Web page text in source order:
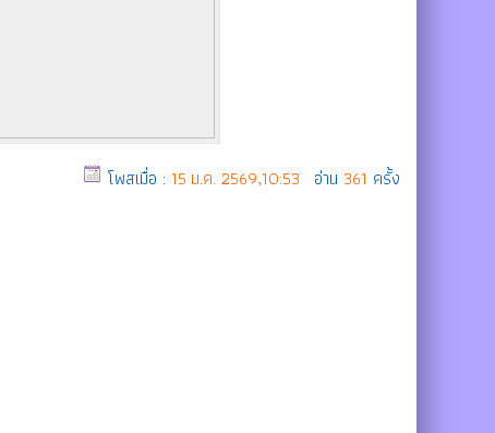
โพสเมื่อ : 15 ม.ค. 2569,10:53 อ่าน 361 ครั้ง